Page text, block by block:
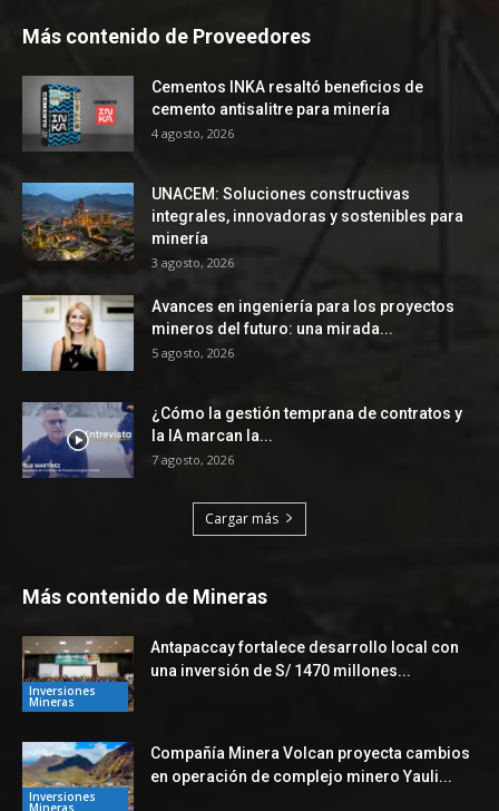
Más contenido de Proveedores
Cementos INKA resaltó beneficios de
cemento antisalitre para minería
4 agosto, 2026
UNACEM: Soluciones constructivas
integrales, innovadoras y sostenibles para
minería
3 agosto, 2026
Avances en ingeniería para los proyectos
mineros del futuro: una mirada...
5 agosto, 2026
¿Cómo la gestión temprana de contratos y
la IA marcan la...
7 agosto, 2026
Cargar más
Más contenido de Mineras
Inversiones
Mineras
Antapaccay fortalece desarrollo local con
una inversión de S/ 1470 millones...
Inversiones
Compañía Minera Volcan proyecta cambios
en operación de complejo minero Yauli...